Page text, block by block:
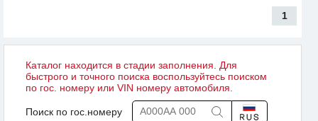
1
Каталог находится в стадии заполнения. Для
быстрого и точного поиска воспользуйтесь поиском
по гос. номеру или VIN номеру автомобиля.
Поиск по гос.номеру